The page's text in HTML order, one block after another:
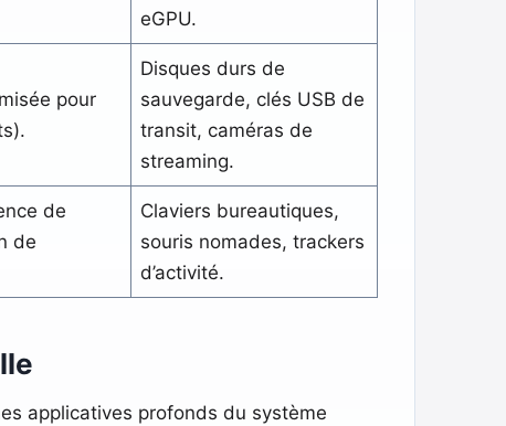
eGPU.
pour
Disques durs de
sauvegarde, clés USB de
transit, caméras de
streaming.
de
de
Claviers bureautiques,
souris nomades, trackers
d’activité.
applicatives profonds du système